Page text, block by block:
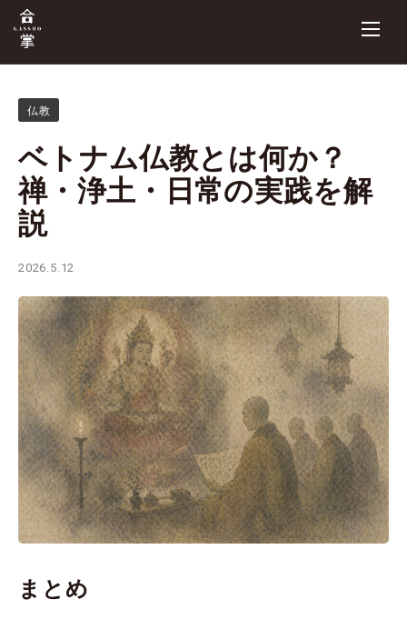
仏教
ベトナム仏教とは何か？
禅・浄土・日常の実践を解
説
2026.5.12
まとめ